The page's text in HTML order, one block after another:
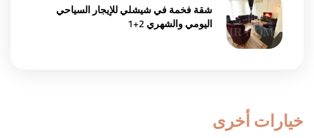
شقة فخمة في شيشلي للإيجار السياحي
اليومي والشهري 2+1
خيارات أخرى